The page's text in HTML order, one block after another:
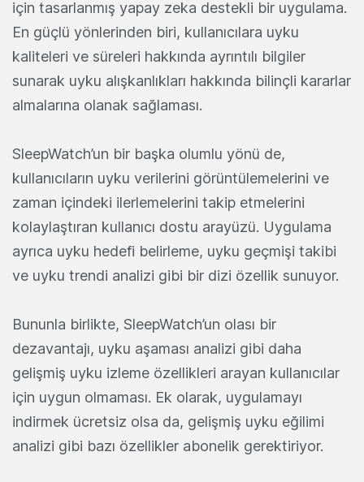
için tasarlanmış yapay zeka destekli bir uygulama.
En güçlü yönlerinden biri, kullanıcılara uyku
kaliteleri ve süreleri hakkında ayrıntılı bilgiler
sunarak uyku alışkanlıkları hakkında bilinçli kararlar
almalarına olanak sağlaması.
SleepWatch’un bir başka olumlu yönü de,
kullanıcıların uyku verilerini görüntülemelerini ve
zaman içindeki ilerlemelerini takip etmelerini
kolaylaştıran kullanıcı dostu arayüzü. Uygulama
ayrıca uyku hedefi belirleme, uyku geçmişi takibi
ve uyku trendi analizi gibi bir dizi özellik sunuyor.
Bununla birlikte, SleepWatch’un olası bir
dezavantajı, uyku aşaması analizi gibi daha
gelişmiş uyku izleme özellikleri arayan kullanıcılar
için uygun olmaması. Ek olarak, uygulamayı
indirmek ücretsiz olsa da, gelişmiş uyku eğilimi
analizi gibi bazı özellikler abonelik gerektiriyor.